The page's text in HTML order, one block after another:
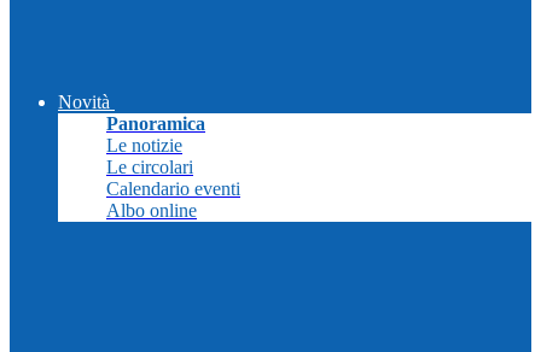
Novità
Panoramica
Le notizie
Le circolari
Calendario eventi
Albo online